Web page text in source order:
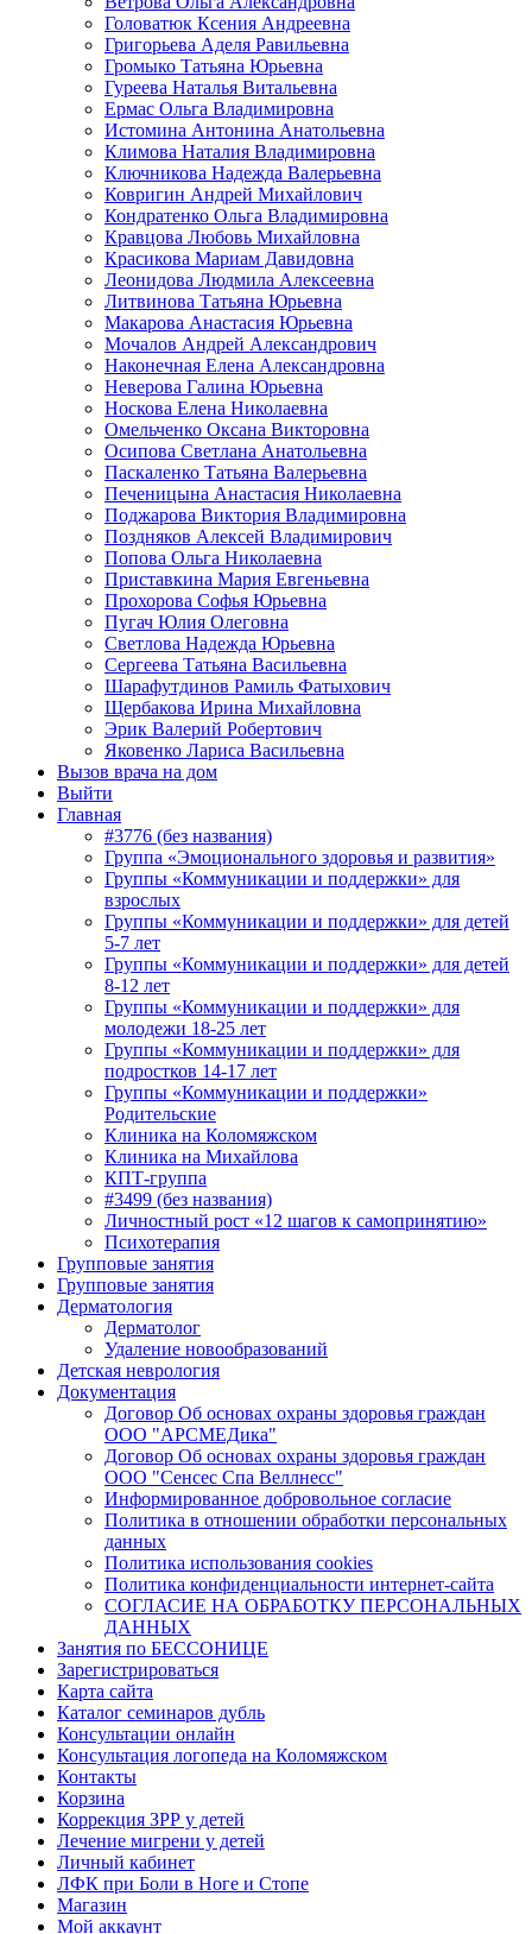
Головатюк Ксения Андреевна
Григорьева Аделя Равильевна
Громыко Татьяна Юрьевна
Гуреева Наталья Витальевна
Ермас Ольга Владимировна
Истомина Антонина Анатольевна
Климова Наталия Владимировна
Ключникова Надежда Валерьевна
Ковригин Андрей Михайлович
Кондратенко Ольга Владимировна
Кравцова Любовь Михайловна
Красикова Мариам Давидовна
Леонидова Людмила Алексеевна
Литвинова Татьяна Юрьевна
Макарова Анастасия Юрьевна
Мочалов Андрей Александрович
Наконечная Елена Александровна
Неверова Галина Юрьевна
Носкова Елена Николаевна
Омельченко Оксана Викторовна
Осипова Светлана Анатольевна
Паскаленко Татьяна Валерьевна
Печеницына Анастасия Николаевна
Поджарова Виктория Владимировна
Поздняков Алексей Владимирович
Попова Ольга Николаевна
Приставкина Мария Евгеньевна
Прохорова Софья Юрьевна
Пугач Юлия Олеговна
Светлова Надежда Юрьевна
Сергеева Татьяна Васильевна
Шарафутдинов Рамиль Фатыхович
Щербакова Ирина Михайловна
Эрик Валерий Робертович
Яковенко Лариса Васильевна
Вызов врача на дом
Выйти
Главная
#3776 (без названия)
Группа «Эмоционального здоровья и развития»
Группы «Коммуникации и поддержки» для
взрослых
Группы «Коммуникации и поддержки» для детей
5-7 лет
Группы «Коммуникации и поддержки» для детей
8-12 лет
Группы «Коммуникации и поддержки» для
молодежи 18-25 лет
Группы «Коммуникации и поддержки» для
подростков 14-17 лет
Группы «Коммуникации и поддержки»
Родительские
Клиника на Коломяжском
Клиника на Михайлова
КПТ-группа
#3499 (без названия)
Личностный рост «12 шагов к самопринятию»
Психотерапия
Групповые занятия
Групповые занятия
Дерматология
Дерматолог
Удаление новообразований
Детская неврология
Документация
Договор Об основах охраны здоровья граждан
ООО "АРСМЕДика"
Договор Об основах охраны здоровья граждан
ООО "Сенсес Спа Веллнесс"
Информированное добровольное согласие
Политика в отношении обработки персональных
данных
Политика использования cookies
Политика конфиденциальности интернет-сайта
СОГЛАСИЕ НА ОБРАБОТКУ ПЕРСОНАЛЬНЫХ
ДАННЫХ
Занятия по БЕССОНИЦЕ
Зарегистрироваться
Карта сайта
Каталог семинаров дубль
Консультации онлайн
Консультация логопеда на Коломяжском
Контакты
Корзина
Коррекция ЗРР у детей
Лечение мигрени у детей
Личный кабинет
ЛФК при Боли в Ноге и Стопе
Магазин
Мой аккаунт